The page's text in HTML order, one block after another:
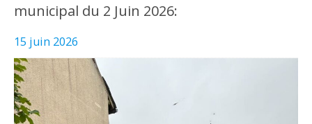
municipal du 2 Juin 2026:
15 juin 2026